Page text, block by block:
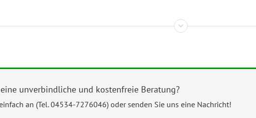
unverbindliche und kostenfreie Beratung?
an (Tel. 04534-7276046) oder senden Sie uns eine Nachricht!